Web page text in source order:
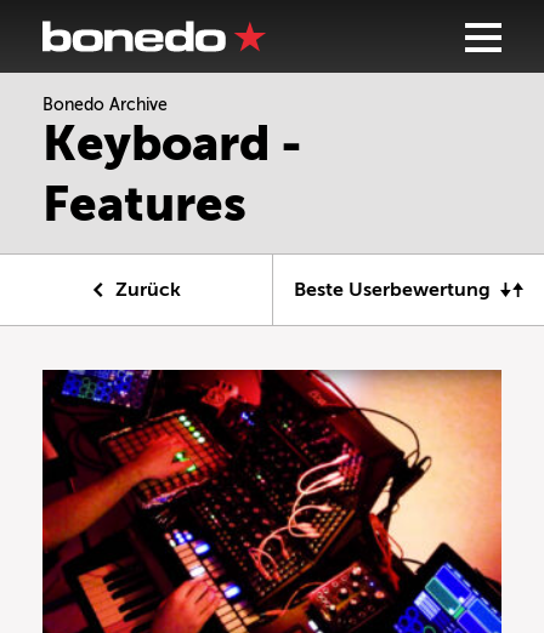
Bonedo Archive
Keyboard -
Features
Zurück Beste Userbewertung